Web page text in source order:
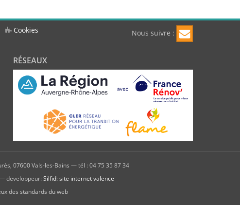
Cookies Nous suivre :
RÉSEAUX
07600 Vals-les-Bains — tél : 04 75 35 87 34
developpeur:Silfid: site internet valence
des standards du web